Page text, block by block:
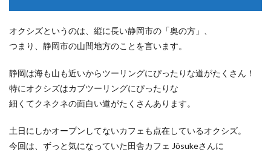
オクシズというのは、縦に長い静岡市の「奥の方」、
つまり、静岡市の山間地方のことを言います。
静岡は海も山も近いからツーリングにぴったりな道がたくさん！
特にオクシズはカブツーリングにぴったりな
細くてクネクネの面白い道がたくさんあります。
土日にしかオープンしてないカフェも点在しているオクシズ。
今回は、ずっと気になっていた田舎カフェ Jōsukeさんに